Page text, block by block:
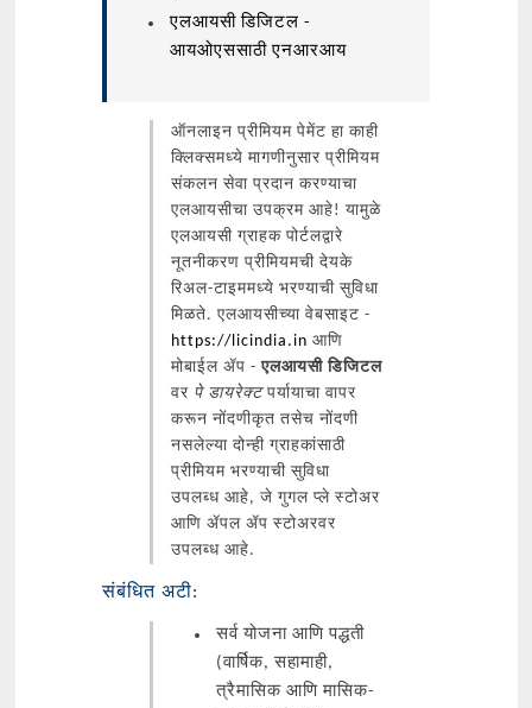
एलआयसी डिजिटल -
आयओएससाठी एनआरआय
ऑनलाइन प्रीमियम पेमेंट हा काही
क्लिक्समध्ये मागणीनुसार प्रीमियम
संकलन सेवा प्रदान करण्याचा
एलआयसीचा उपक्रम आहे! यामुळे
एलआयसी ग्राहक पोर्टलद्वारे
नूतनीकरण प्रीमियमची देयके
रिअल-टाइममध्ये भरण्याची सुविधा
मिळते. एलआयसीच्या वेबसाइट -
https://licindia.in आणि
मोबाईल ॲप -एलआयसी डिजिटल
वर पे डायरेक्टपर्यायाचा वापर
करून नोंदणीकृत तसेच नोंदणी
नसलेल्या दोन्ही ग्राहकांसाठी
प्रीमियम भरण्याची सुविधा
उपलब्ध आहे, जे गुगल प्ले स्टोअर
आणि ॲपल ॲप स्टोअरवर
उपलब्ध आहे.
संबंधित अटी:
सर्व योजना आणि पद्धती
(वार्षिक, सहामाही,
त्रैमासिक आणि मासिक-